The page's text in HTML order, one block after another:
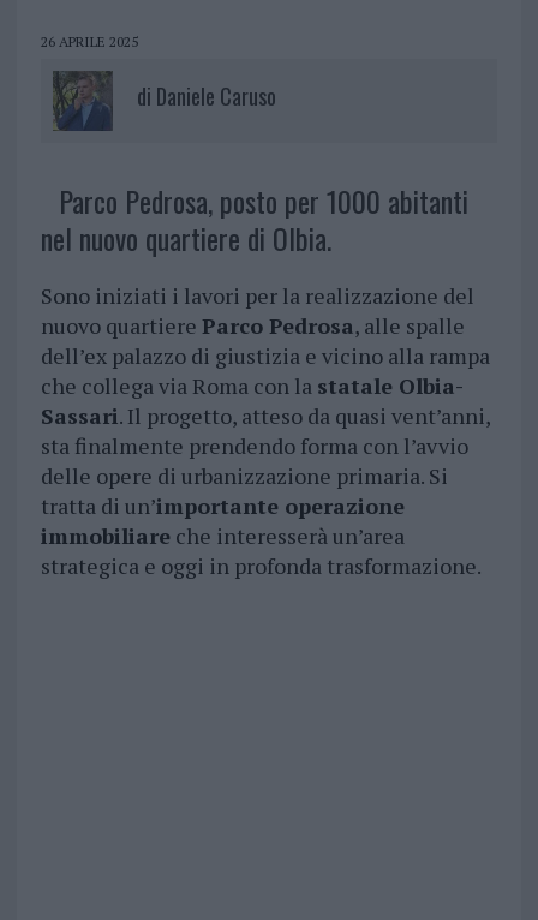
26 APRILE 2025
di Daniele Caruso
Parco Pedrosa, posto per 1000 abitanti
nel nuovo quartiere di Olbia.
Sono iniziati i lavori per la realizzazione del
nuovo quartiere Parco Pedrosa, alle spalle
dell’ex palazzo di giustizia e vicino alla rampa
che collega via Roma con la statale Olbia-
Sassari. Il progetto, atteso da quasi vent’anni,
sta finalmente prendendo forma con l’avvio
delle opere di urbanizzazione primaria. Si
tratta di un’importante operazione
immobiliareche interesserà un’area
strategica e oggi in profonda trasformazione.